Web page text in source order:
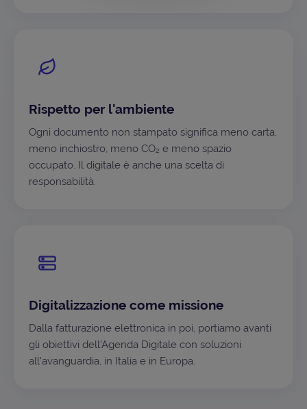
Rispetto per l'ambiente
Ogni documento non stampato significa meno carta,
meno inchiostro, meno CO₂ e meno spazio
occupato. Il digitale è anche una scelta di
responsabilità.
Digitalizzazione come missione
Dalla fatturazione elettronica in poi, portiamo avanti
gli obiettivi dell'Agenda Digitale con soluzioni
all'avanguardia, in Italia e in Europa.